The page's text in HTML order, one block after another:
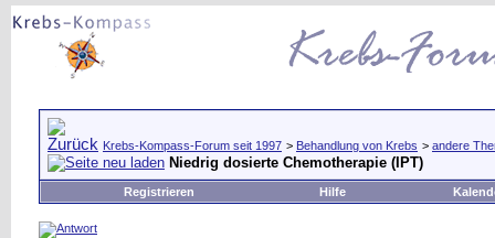
Krebs-Kompass-Forum seit 1997 > Behandlung von Krebs > andere
Niedrig dosierte Chemotherapie (IPT)
Registrieren Hilfe